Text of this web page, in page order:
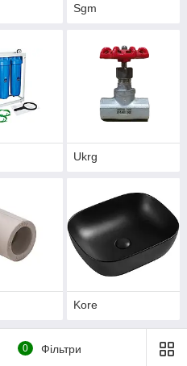
Sgm
Ukrg
Kore
0 Фільтри